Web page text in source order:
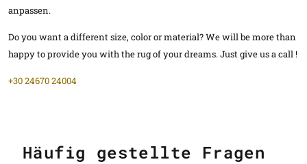
anpassen.
Do you want a different size, color or material? We will be more than
happy to provide you with the rug of your dreams. Just give us a call !
+30 24670 24004
Häufig gestellte Fragen